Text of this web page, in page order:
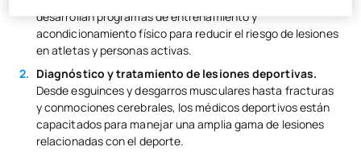
desarrollan programas de entrenamiento y
acondicionamiento físico para reducir el riesgo de lesiones
en atletas y personas activas.
Diagnóstico y tratamiento de lesiones deportivas.
Desde esguinces y desgarros musculares hasta fracturas
y conmociones cerebrales, los médicos deportivos están
capacitados para manejar una amplia gama de lesiones
relacionadas con el deporte.